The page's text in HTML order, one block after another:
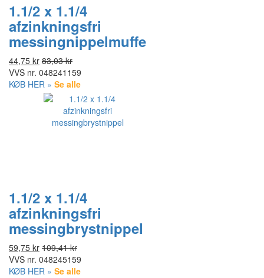
1.1/2 x 1.1/4
afzinkningsfri
messingnippelmuffe
44,75 kr 83,03 kr
VVS nr. 048241159
KØB HER » Se alle
1.1/2 x 1.1/4
afzinkningsfri
messingbrystnippel
59,75 kr 109,41 kr
VVS nr. 048245159
KØB HER » Se alle